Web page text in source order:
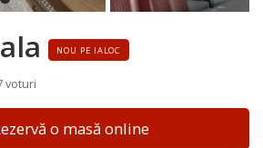
NOU PE IALOC
voturi
o masă online